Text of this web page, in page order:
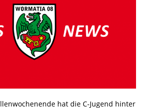
hat die C-Jugend hinter